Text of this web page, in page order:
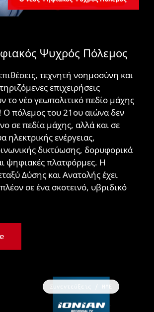
Ψυχρός Πόλεμος
τεχνητή νοημοσύνη και
επιχειρήσεις
το νέο γεωπολιτικό πεδίο μάχης
πόλεμος του 21ου αιώνα δεν
σε πεδία μάχης, αλλά και σε
ηλεκτρικής ενέργειας,
δικτύωσης, δορυφορικά
ψηφιακές πλατφόρμες. Η
Δύσης και Ανατολής έχει
σε ένα σκοτεινό, υβριδικό
Συνεντεύξεις / ΜΜΕ